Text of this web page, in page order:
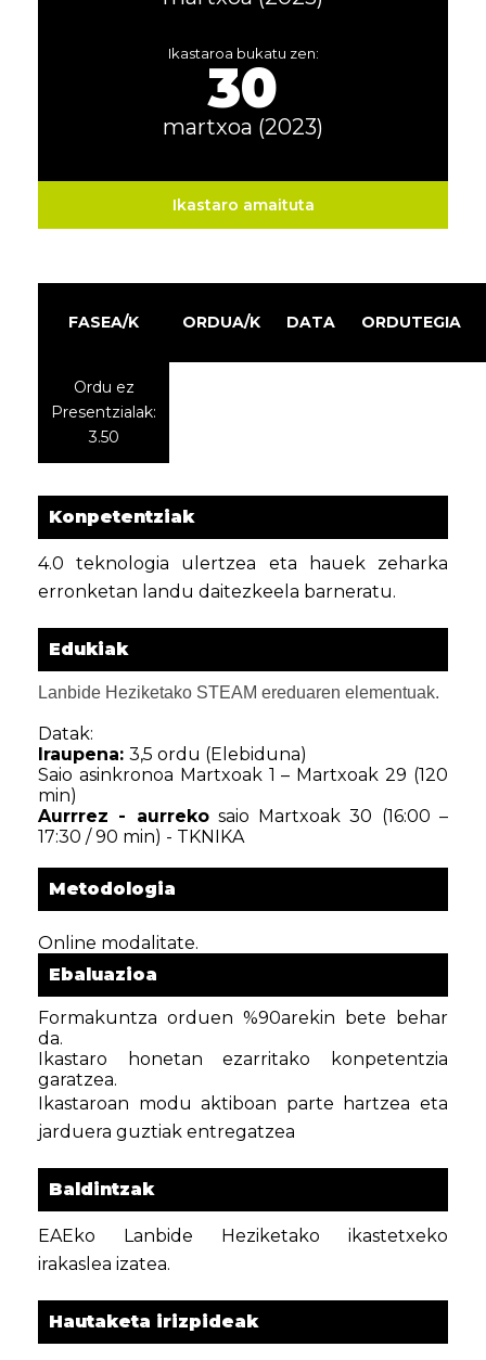
Ikastaroa bukatu zen:
30
martxoa (2023)
Ikastaro amaituta
FASEA/K ORDUA/K DATA ORDUTEGIA
Ordu ez
Presentzialak:
3.50
Konpetentziak
4.0 teknologia ulertzea eta hauek zeharka
erronketan landu daitezkeela barneratu.
Edukiak
Lanbide Heziketako STEAM ereduaren elementuak.
Datak:
Iraupena: 3,5 ordu (Elebiduna)
Saio asinkronoa Martxoak 1 – Martxoak 29 (120
min)
Aurrrez - aurrekosaio Martxoak 30 (16:00 –
17:30 / 90 min) - TKNIKA
Metodologia
Online modalitate.
Ebaluazioa
Formakuntza orduen %90arekin bete behar
da.
Ikastaro honetanezarritako konpetentzia
garatzea.
Ikastaroan modu aktiboan parte hartzea eta
jarduera guztiak entregatzea
Baldintzak
EAEko Lanbide Heziketako ikastetxeko
irakaslea izatea.
Hautaketa irizpideak